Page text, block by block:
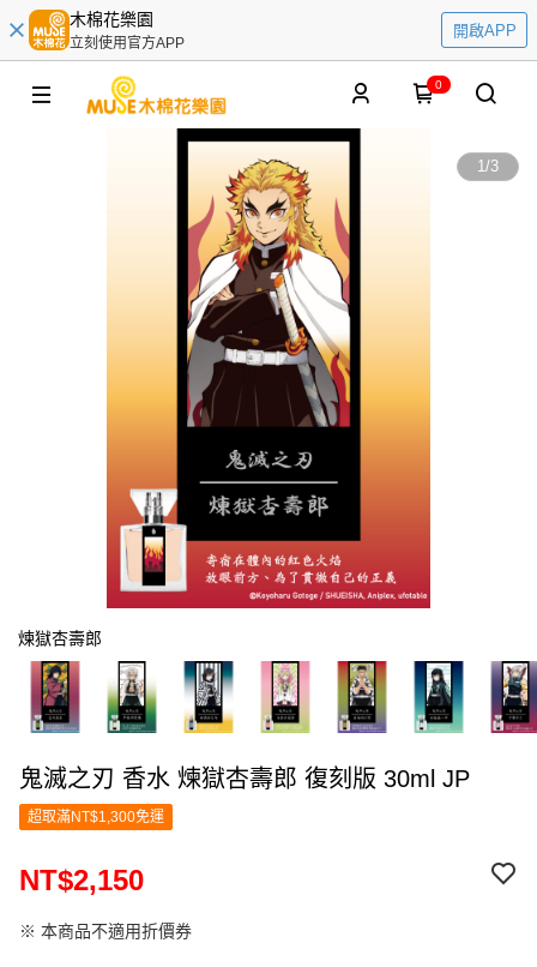
木棉花樂園
立刻使用官方APP
開啟APP
0
1/3
煉獄杏壽郎
鬼滅之刃 香水 煉獄杏壽郎 復刻版 30ml JP
超取滿NT$1,300免運
NT$2,150
※ 本商品不適用折價券